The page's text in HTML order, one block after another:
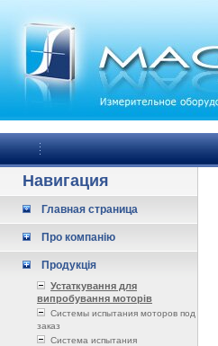
Навигация
Главная страница
Про компанію
Продукція
Устаткування для
випробування моторів
Системы испытания моторов под
заказ
Система испытания